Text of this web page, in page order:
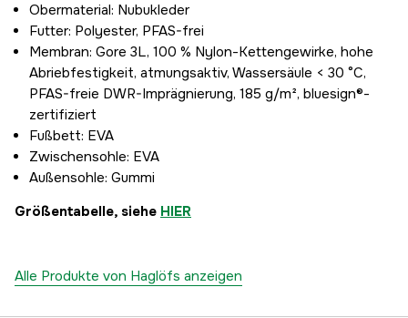
Obermaterial: Nubukleder
Futter: Polyester, PFAS-frei
Membran: Gore 3L, 100 % Nylon-Kettengewirke, hohe
Abriebfestigkeit, atmungsaktiv, Wassersäule < 30 °C,
PFAS-freie DWR-Imprägnierung, 185 g/m², bluesign®-
zertifiziert
Fußbett: EVA
Zwischensohle: EVA
Außensohle: Gummi
Größentabelle, siehe HIER
Alle Produkte von Haglöfs anzeigen